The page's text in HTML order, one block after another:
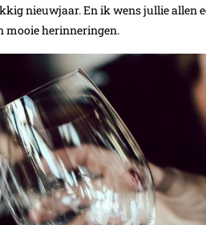
nieuwjaar. En ik wens jullie allen
mooie herinneringen.